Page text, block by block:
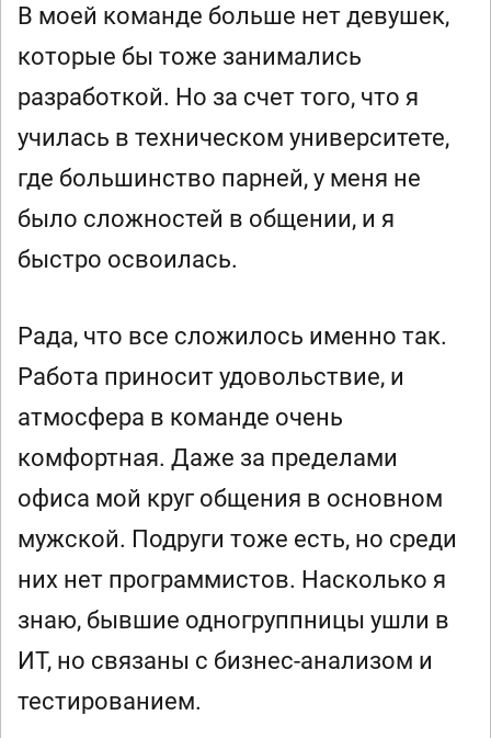
В моей команде больше нет девушек,
которые бы тоже занимались
разработкой. Но за счет того, что я
училась в техническом университете,
где большинство парней, у меня не
было сложностей в общении, и я
быстро освоилась.
Рада, что все сложилось именно так.
Работа приносит удовольствие, и
атмосфера в команде очень
комфортная. Даже за пределами
офиса мой круг общения в основном
мужской. Подруги тоже есть, но среди
них нет программистов. Насколько я
знаю, бывшие одногруппницы ушли в
ИТ, но связаны с бизнес-анализом и
тестированием.